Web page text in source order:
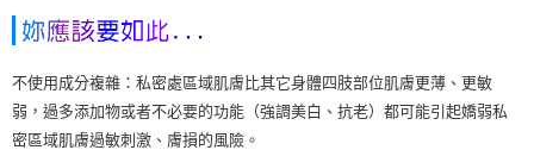
不使用成分複雜：私密處區域肌膚比其它身體四肢部位肌膚更薄、更敏
弱，過多添加物或者不必要的功能（強調美白、抗老）都可能引起嬌弱私
密區域肌膚過敏刺激、膚損的風險。